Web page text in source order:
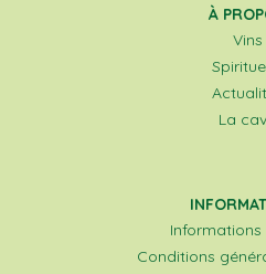
À
Vins
La
Informations
Conditions